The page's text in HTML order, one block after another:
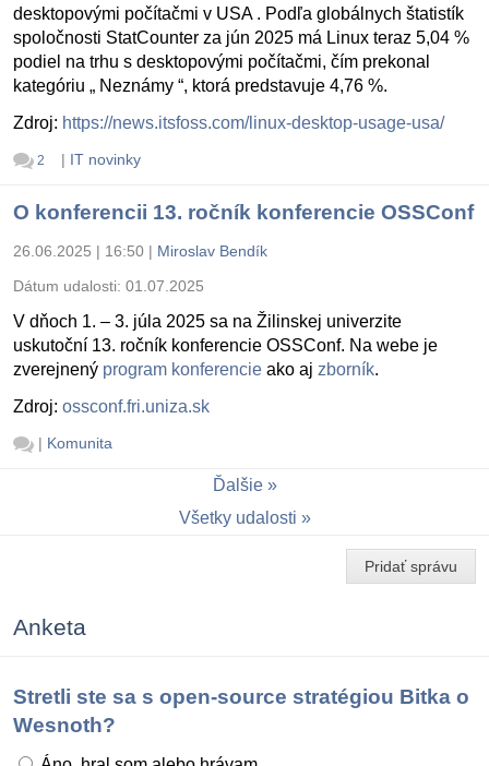
desktopovými počítačmi v USA . Podľa globálnych štatistík
spoločnosti StatCounter za jún 2025 má Linux teraz 5,04 %
podiel na trhu s desktopovými počítačmi, čím prekonal
kategóriu „ Neznámy “, ktorá predstavuje 4,76 %.
Zdroj: https://news.itsfoss.com/linux-desktop-usage-usa/
2 | IT novinky
O konferencii 13. ročník konferencie OSSConf
26.06.2025 | 16:50 | Miroslav Bendík
Dátum udalosti: 01.07.2025
V dňoch 1. – 3. júla 2025 sa na Žilinskej univerzite
uskutoční 13. ročník konferencie OSSConf. Na webe je
zverejnený program konferencie ako aj zborník.
Zdroj: ossconf.fri.uniza.sk
| Komunita
Ďalšie
Všetky udalosti
Pridať správu
Anketa
Stretli ste sa s open-source stratégiou Bitka o
Wesnoth?